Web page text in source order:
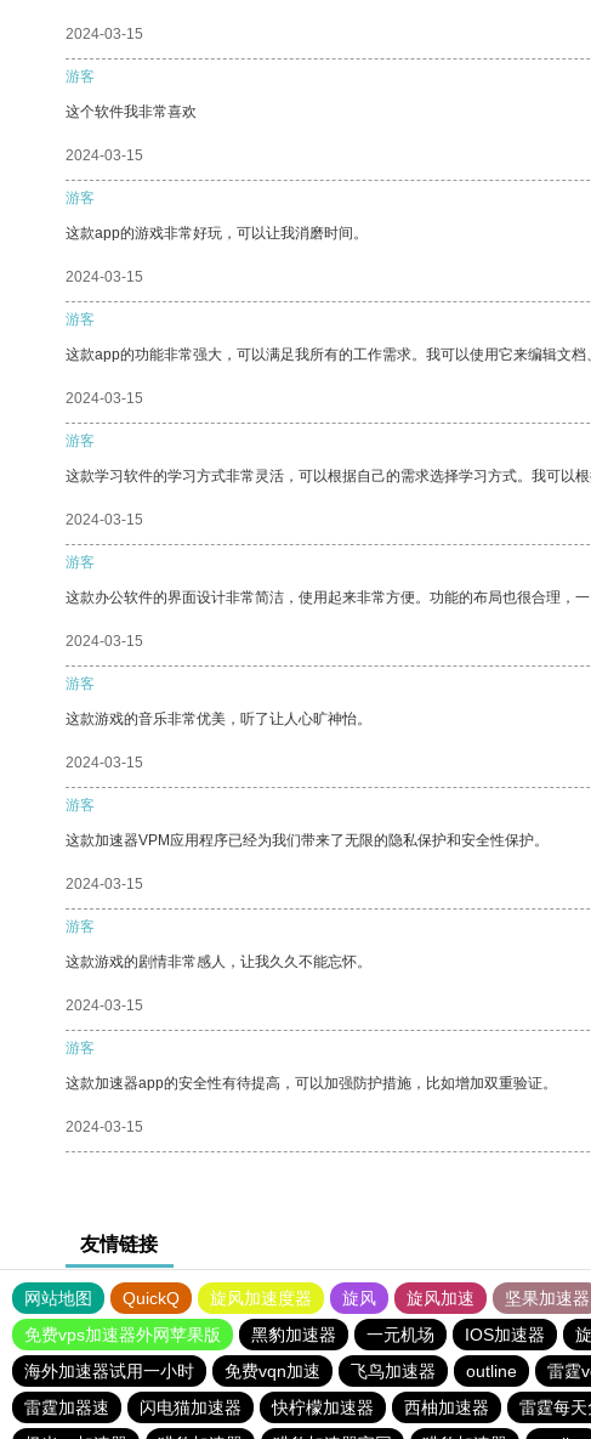
2024-03-15
游客
这个软件我非常喜欢
2024-03-15
游客
这款app的游戏非常好玩，可以让我消磨时间。
2024-03-15
游客
这款app的功能非常强大，可以满足我所有的工作需求。我可以使用它来编辑文档
2024-03-15
游客
这款学习软件的学习方式非常灵活，可以根据自己的需求选择学习方式。我可以根
2024-03-15
游客
这款办公软件的界面设计非常简洁，使用起来非常方便。功能的布局也很合理，一
2024-03-15
游客
这款游戏的音乐非常优美，听了让人心旷神怡。
2024-03-15
游客
这款加速器VPM应用程序已经为我们带来了无限的隐私保护和安全性保护。
2024-03-15
游客
这款游戏的剧情非常感人，让我久久不能忘怀。
2024-03-15
游客
这款加速器app的安全性有待提高，可以加强防护措施，比如增加双重验证。
2024-03-15
友情链接
网站地图 QuickQ 旋风加速度器 旋风 旋风加速 坚果加速器
免费vps加速器外网苹果版
黑豹加速器 一元机场 IOS加速器
海外加速器试用一小时
免费vqn加速 飞鸟加速器 outline 雷霆
雷霆加器速
闪电猫加速器 快柠檬加速器 西柚加速器 雷霆每